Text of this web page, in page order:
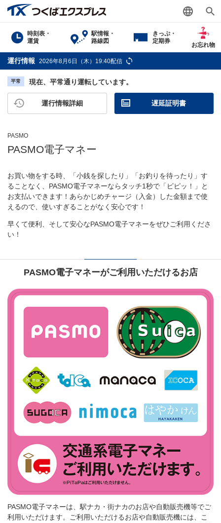
時刻表・
運賃
駅情報・
路線図
きっぷ・
定期券
お忘れ物
運行情報 2026年8月6日（木）19:40配信
平常 現在、平常通り運転しています。
運行情報詳細 遅延証明書
PASMO
PASMO電子マネー
お買い物をする時、「小銭を探したり」「お釣りを待ったり」す
ることなく、PASMO電子マネーならタッチ1秒で「ピピッ！」と
お支払いできます！あらかじめチャージ（入金）した金額まで使
えるので、使いすぎることがなく安心です！
早くて便利、そして安心なPASMO電子マネーをぜひご利用くださ
い！
PASMO電子マネーがご利用いただけるお店
PASMO電子マネーは、駅ナカ・街ナカのお店や自動販売機等でご
利用いただけます。ご利用いただけるお店や自動販売機には、こ